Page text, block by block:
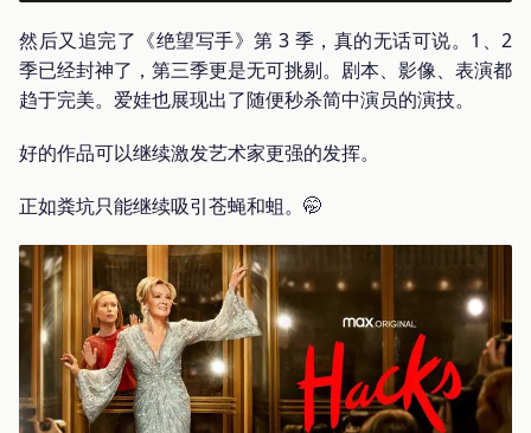
然后又追完了《绝望写手》第 3 季，真的无话可说。1、2
季已经封神了，第三季更是无可挑剔。剧本、影像、表演都
趋于完美。爱娃也展现出了随便秒杀简中演员的演技。
好的作品可以继续激发艺术家更强的发挥。
正如粪坑只能继续吸引苍蝇和蛆。🤭